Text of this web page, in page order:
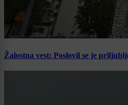
Žalostna vest: Poslovil se je